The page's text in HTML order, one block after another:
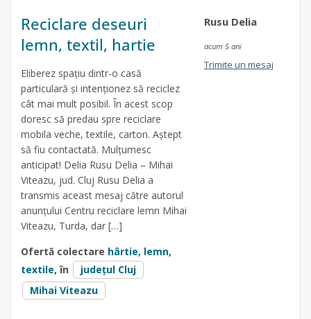
Reciclare deseuri
lemn, textil, hartie
Eliberez spațiu dintr-o casă
particulară și intenționez să reciclez
cât mai mult posibil. În acest scop
doresc să predau spre reciclare
mobila veche, textile, carton. Aștept
să fiu contactată. Mulțumesc
anticipat! Delia Rusu Delia – Mihai
Viteazu, jud. Cluj Rusu Delia a
transmis aceast mesaj către autorul
anunțului Centru reciclare lemn Mihai
Viteazu, Turda, dar […]
Ofertă colectare hârtie, lemn,
textile, în
județul Cluj
Mihai Viteazu
Rusu Delia
acum 5 ani
Trimite un mesaj